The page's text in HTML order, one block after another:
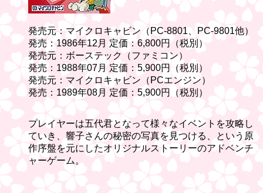
発売元：マイクロキャビン（PC-8801、PC-9801他）
発売：1986年12月 定価：6,800円（税別）
発売元：ボーステック（ファミコン）
発売：1988年07月 定価：5,900円（税別）
発売元：マイクロキャビン（PCエンジン）
発売：1989年08月 定価：5,900円（税別）
プレイヤーは五代君となって様々なイベントを攻略し
ていき、響子さんの秘密の写真を見つける、という原
作序盤を元にしたオリジナルストーリーのアドベンチ
ャーゲーム。